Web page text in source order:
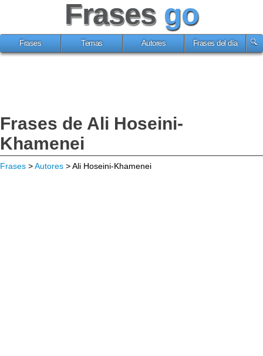
Frases go
Frases Temas Autores Frases del día
Frases de Ali Hoseini-
Khamenei
Frases >Autores > Ali Hoseini-Khamenei